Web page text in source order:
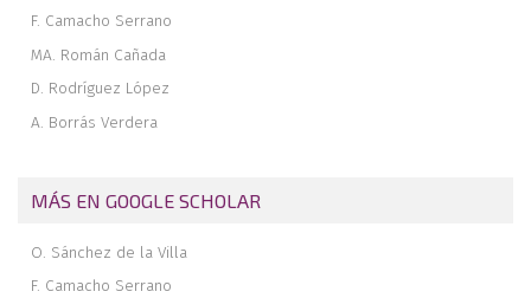
F. Camacho Serrano
MA. Román Cañada
D. Rodríguez López
A. Borrás Verdera
MÁS EN GOOGLE SCHOLAR
O. Sánchez de la Villa
F. Camacho Serrano